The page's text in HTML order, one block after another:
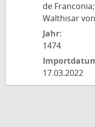
de
Walthisar
Jahr:
1474
17.03.2022